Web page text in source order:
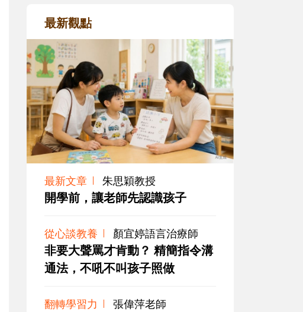
最新觀點
最新文章 朱思穎教授
開學前，讓老師先認識孩子
從心談教養 顏宜婷語言治療師
非要大聲罵才肯動？ 精簡指令溝
通法，不吼不叫孩子照做
翻轉學習力 張偉萍老師